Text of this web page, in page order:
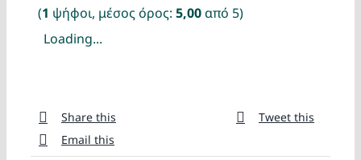
(1 ψήφοι, μέσος όρος: 5,00από 5)
Loading...
Share this
Tweet this
Email this